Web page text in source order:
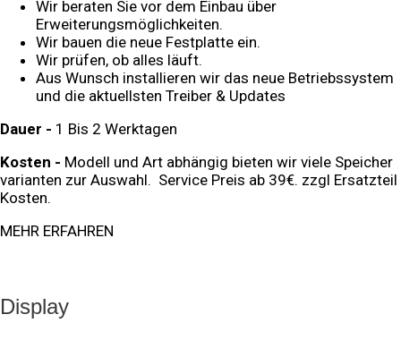
Wir beraten Sie vor dem Einbau über
Erweiterungsmöglichkeiten.
Wir bauen die neue Festplatte ein.
Wir prüfen, ob alles läuft.
Aus Wunsch installieren wir das neue Betriebssystem
und die aktuellsten Treiber & Updates
Dauer - 1 Bis 2 Werktagen
Kosten - Modell und Art abhängig bieten wir viele Speicher
varianten zur Auswahl. Service Preis ab 39€. zzgl Ersatzteil
Kosten.
MEHR ERFAHREN
Display